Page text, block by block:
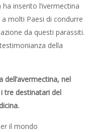
inserito l’ivermectina
molti Paesi di condurre
da questi parassiti.
della
nel
tre destinatari del
il mondo